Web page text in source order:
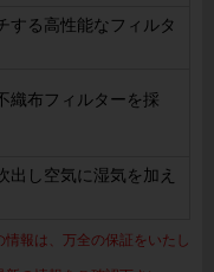
する高性能なフィルタ
織布フィルターを採
出し空気に湿気を加え
報は、万全の保証をいたし